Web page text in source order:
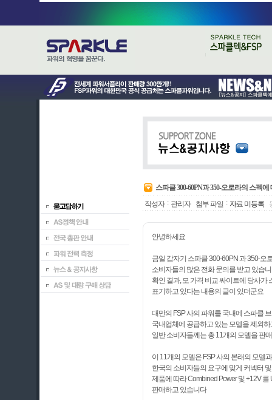
스파클 300-60PN과 350-오로라의 스펙에
작성자 : 관리자 첨부 파일 : 자료 미등록
안녕하세요
금일 갑자기 스파클 300-60PN 과 350-오
소비자들의 많은 전화 문의를 받고 있습
확인 결과, 모 가격 비교 싸이트에 당사가
표기하고 있다는 내용의 글이 있더군요
대만의 FSP 사의 파워를 국내에 스파클
국내업체에 공급하고 있는 모델을 제외하
일반 소비자들께는 총 11개의 모델을 판
이 11개의 모델은 FSP 사의 본래의 모델
한국의 소비자들의 요구에 맞게 커넥터
제품에 따라 Combined Power 및 +12V 를
판매하고 있습니다